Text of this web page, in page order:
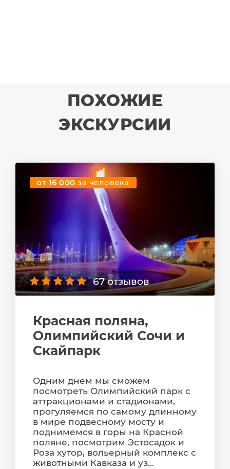
ПОХОЖИЕ
ЭКСКУРСИИ
от 16 000за человека
67 отзывов
Красная поляна,
Олимпийский Сочи и
Скайпарк
Одним днем мы сможем
посмотреть Олимпийский парк с
аттракционами и стадионами,
прогуляемся по самому длинному
в мире подвесному мосту и
поднимемся в горы на Красной
поляне, посмотрим Эстосадок и
Роза хутор, вольерный комплекс с
животными Кавказа и уз...